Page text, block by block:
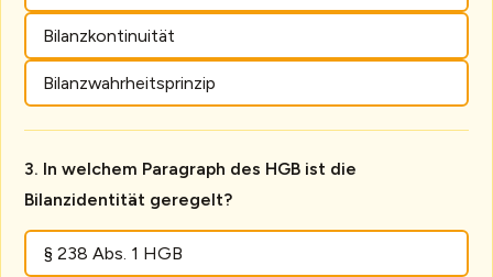
Bilanzkontinuität
Bilanzwahrheitsprinzip
In welchem Paragraph des HGB ist die
Bilanzidentität geregelt?
§ 238 Abs. 1 HGB